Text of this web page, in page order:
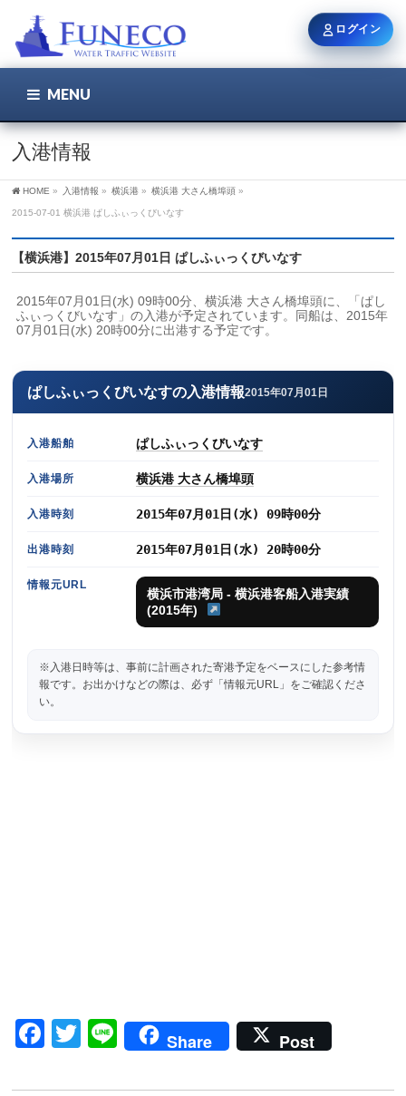
MENU
入港情報
HOME » 入港情報 » 横浜港 » 横浜港 大さん橋埠頭 »
2015-07-01 横浜港 ぱしふぃっくびいなす
【横浜港】2015年07月01日 ぱしふぃっくびいなす
2015年07月01日(水) 09時00分、横浜港 大さん橋埠頭に、「ぱし
ふぃっくびいなす」の入港が予定されています。同船は、2015年
07月01日(水) 20時00分に出港する予定です。
ぱしふぃっくびいなすの入港情報2015年07月01日
入港船舶 ぱしふぃっくびいなす
入港場所 横浜港 大さん橋埠頭
入港時刻 2015年07月01日(水) 09時00分
出港時刻 2015年07月01日(水) 20時00分
情報元URL
横浜市港湾局 - 横浜港客船入港実績
(2015年)
※入港日時等は、事前に計画された寄港予定をベースにした参考情
報です。お出かけなどの際は、必ず「情報元URL」をご確認くださ
い。
Facebook
Twitter
LineShare Post
ログイン
ユーザー名 / メール
新規登録 パスワードを忘れた方